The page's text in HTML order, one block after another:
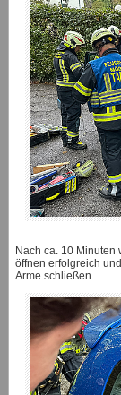
Nach ca. 10 Minuten
öffnen erfolgreich
Arme schließen.